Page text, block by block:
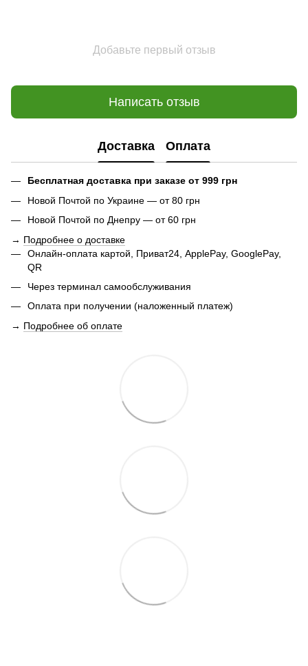
Добавьте первый отзыв
Написать отзыв
Доставка Оплата
Бесплатная доставка при заказе от 999 грн
Новой Почтой по Украине — от 80 грн
Новой Почтой по Днепру — от 60 грн
→ Подробнее о доставке
Онлайн-оплата картой, Приват24, ApplePay, GooglePay,
QR
Через терминал самообслуживания
Оплата при получении (наложенный платеж)
→ Подробнее об оплате